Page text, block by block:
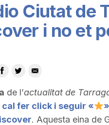
Ciutat de
i no et
de l’actualitat de
cal fer click i seguir «
. Aquesta eina de